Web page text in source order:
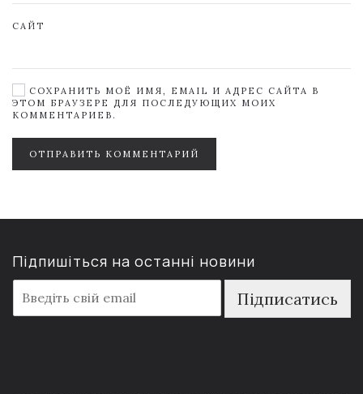
САЙТ
СОХРАНИТЬ МОЁ ИМЯ, EMAIL И АДРЕС САЙТА В
ЭТОМ БРАУЗЕРЕ ДЛЯ ПОСЛЕДУЮЩИХ МОИХ
КОММЕНТАРИЕВ.
ОТПРАВИТЬ КОММЕНТАРИЙ
Підпишіться на останні новини
m
a
Підписатись